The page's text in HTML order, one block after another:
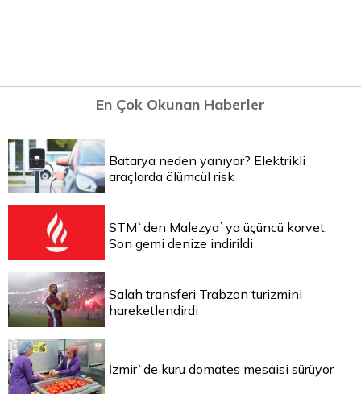
En Çok Okunan Haberler
Batarya neden yanıyor? Elektrikli
araçlarda ölümcül risk
STM`den Malezya`ya üçüncü korvet:
Son gemi denize indirildi
Salah transferi Trabzon turizmini
hareketlendirdi
İzmir`de kuru domates mesaisi sürüyor